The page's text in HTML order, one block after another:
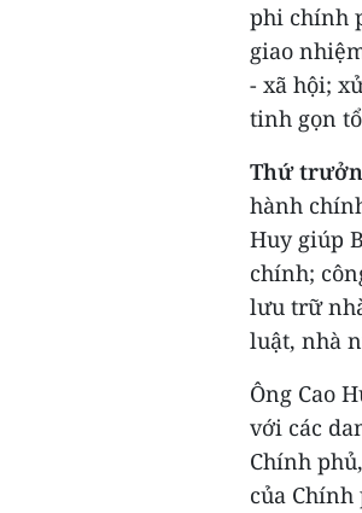
phi chính
giao
- xã hội;
tinh gọn
Thứ
hành
Huy giúp
chính;
lưu trữ
luật, nhà
Ông Cao
với các
Chính
của Chính